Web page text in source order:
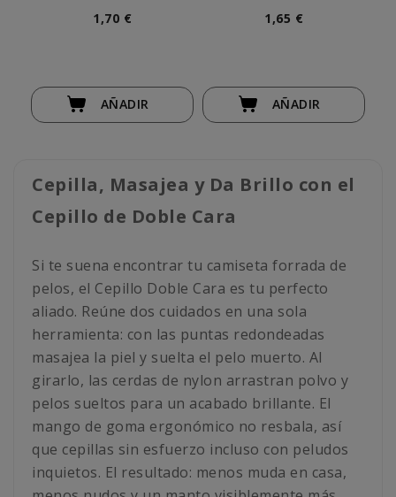
1,70 €
AÑADIR
1,65 €
AÑADIR
Cepilla, Masajea y Da Brillo con el
Cepillo de Doble Cara
Si te suena encontrar tu camiseta forrada de
pelos, el Cepillo Doble Cara es tu perfecto
aliado. Reúne dos cuidados en una sola
herramienta: con las puntas redondeadas
masajea la piel y suelta el pelo muerto. Al
girarlo, las cerdas de nylon arrastran polvo y
pelos sueltos para un acabado brillante. El
mango de goma ergonómico no resbala, así
que cepillas sin esfuerzo incluso con peludos
inquietos. El resultado: menos muda en casa,